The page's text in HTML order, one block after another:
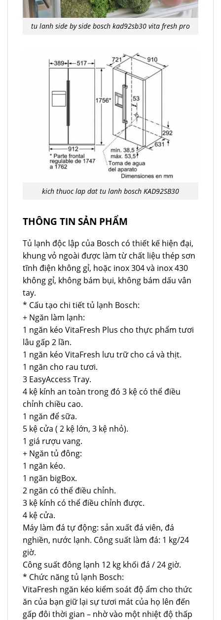
tu lanh side by side bosch kad92sb30 vita fresh pro
kich thuoc lap dat tu lanh bosch KAD92SB30
THÔNG TIN SẢN PHẨM
Tủ lạnh độc lập của Bosch có thiết kế hiện đại,
khung vỏ ngoài được làm từ chất liệu thép sơn
tĩnh điện không gỉ, hoặc inox 304 và inox 430
không gỉ, không bám bụi, không bám dấu vân
tay.
* Cấu tạo chi tiết tủ lạnh Bosch:
+ Ngăn làm lạnh:
1 ngăn kéo VitaFresh Plus cho thực phẩm tươi
lâu gấp 2 lần.
1 ngăn kéo VitaFresh lưu trữ cho cá và thịt.
1 ngăn cho rau tươi.
3 EasyAccess Tray.
4 kệ kính an toàn trong đó 3 kệ có thể điều
chỉnh chiều cao.
1 ngăn để sữa.
5 kệ cửa ( 2 kệ lớn, 3 kệ nhỏ).
1 giá rượu vang.
+ Ngăn tủ đông:
1 ngăn kéo.
1 ngăn bigBox.
2 ngăn có thể điều chỉnh.
3 kệ kính có thể điều chỉnh được.
4 kệ cửa.
Máy làm đá tự động: sản xuất đá viên, đá
nghiền, nước lạnh. Công suất làm đá: 1 kg/24
giờ.
Công suất đông lạnh 12 kg khối đá / 24 giờ.
* Chức năng tủ lạnh Bosch:
VitaFresh ngăn kéo kiểm soát độ ẩm cho thức
ăn của bạn giữ lại sự tươi mát của họ lên đến
gấp đôi thời gian – nhờ vào một nhiệt độ thấp